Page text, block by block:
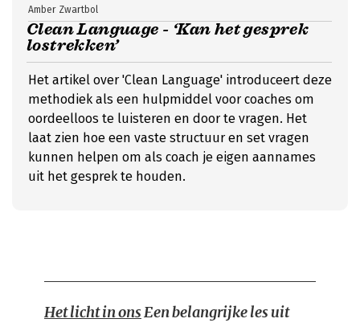
Clean Language - ‘Kan het gesprek
lostrekken’
Amber Zwartbol
Het artikel over 'Clean Language' introduceert deze
methodiek als een hulpmiddel voor coaches om
oordeelloos te luisteren en door te vragen. Het
laat zien hoe een vaste structuur en set vragen
kunnen helpen om als coach je eigen aannames
uit het gesprek te houden.
Het licht in onsEen belangrijke les uit